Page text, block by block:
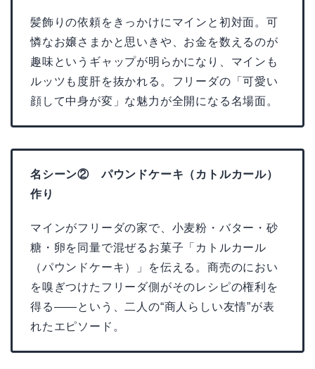
髪飾りの依頼をきっかけにマインと初対面。可
憐なお嬢さまかと思いきや、お金を数えるのが
趣味というギャップが明らかになり、マインも
ルッツも度肝を抜かれる。フリーダの「可愛い
顔して中身が変」な魅力が全開になる名場面。
名シーン② パウンドケーキ（カトルカール）
作り
マインがフリーダの家で、小麦粉・バター・砂
糖・卵を同量で混ぜるお菓子「カトルカール
（パウンドケーキ）」を伝える。商売のにおい
を嗅ぎつけたフリーダ側がそのレシピの権利を
得る——という、二人の“商人らしい友情”が表
れたエピソード。